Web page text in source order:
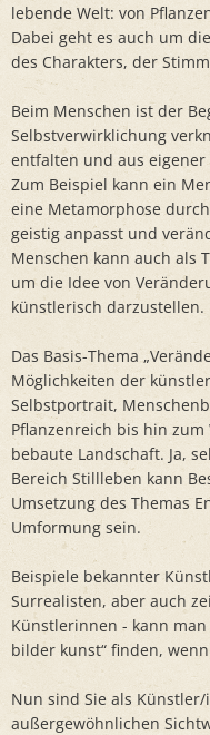
lebende Welt: von
Dabei geht es auch um
des Charakters, der
Beim Menschen ist der
Selbstverwirklichung
entfalten und aus
Zum Beispiel kann ein
eine Metamorphose
geistig anpasst und
Menschen kann auch als
um die Idee von
künstlerisch darzustellen.
Das Basis-Thema
Möglichkeiten der
Selbstportrait,
Pflanzenreich bis hin
bebaute Landschaft. Ja,
Bereich Stillleben kann
Umsetzung des Themas
Umformung sein.
Beispiele bekannter
Surrealisten, aber auch
Künstlerinnen - kann
bilder kunst“ finden,
Nun sind Sie als
außergewöhnlichen